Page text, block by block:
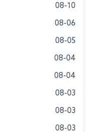
08-10
08-06
08-05
08-04
08-04
08-03
08-03
08-03